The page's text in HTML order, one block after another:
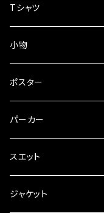
Tシャツ
小物
ポスター
パーカー
プルオーバー
zipパーカー
スエット
パンツ
ジャケット